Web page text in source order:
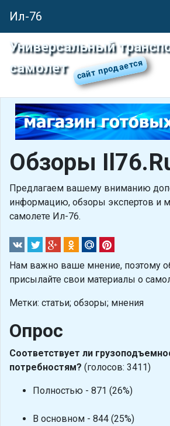
Ил-76
Универсальный
самолет
Обзоры
Предлагаем вашему вниманию
информацию, обзоры экспертов и
самолете Ил-76.
Нам важно ваше мнение, поэтому
присылайте свои материалы о
Метки: статьи; обзоры; мнения
Опрос
Соответствует ли
потребностям? (голосов: 3411)
Полностью - 871 (26%)
В основном - 844 (25%)